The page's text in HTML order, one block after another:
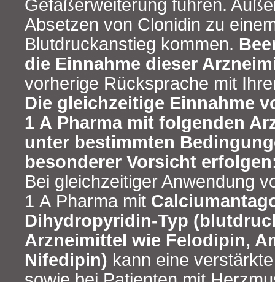
Gefäßerweiterung führen.
Absetzen von Clonidin zu
Blutdruckanstieg kommen.
die Einnahme dieser
vorherige Rücksprache mit
Die gleichzeitige Einnahme
1 A Pharma mit folgenden
unter bestimmten
besonderer Vorsicht
Bei gleichzeitiger Anwendung
1 A Pharma mit
Dihydropyridin-Typ
Arzneimittel wie Felodipin,
Nifedipin) kann eine